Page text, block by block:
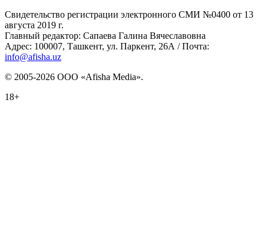
Свидетельство регистрации электронного СМИ №0400 от 13
августа 2019 г.
Главный редактор: Сапаева Галина Вячеславовна
Адрес: 100007, Ташкент, ул. Паркент, 26А / Почта:
info@afisha.uz
© 2005-2026 ООО «Afisha Media».
18+